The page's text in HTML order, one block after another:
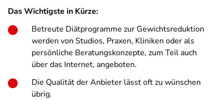
Das Wichtigste in Kürze:
Betreute Diätprogramme zur Gewichtsreduktion
werden von Studios, Praxen, Kliniken oder als
persönliche Beratungskonzepte, zum Teil auch
über das Internet, angeboten.
Die Qualität der Anbieter lässt oft zu wünschen
übrig.